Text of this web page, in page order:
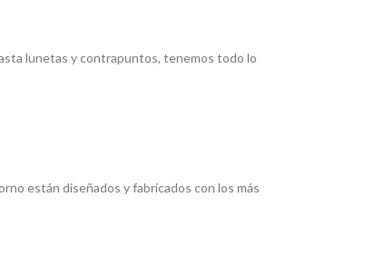
lunetas y contrapuntos, tenemos todo lo
están diseñados y fabricados con los más